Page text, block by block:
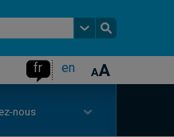
fr en
nous